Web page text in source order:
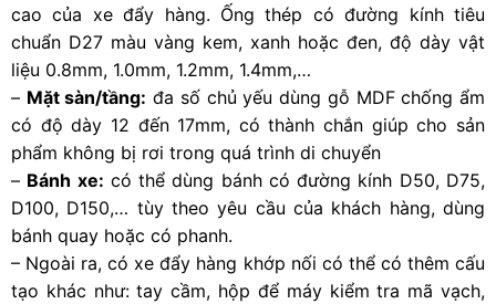
cao của xe đẩy hàng. Ống thép có đường kính tiêu
chuẩn D27 màu vàng kem, xanh hoặc đen, độ dày vật
liệu 0.8mm, 1.0mm, 1.2mm, 1.4mm,…
– Mặt sàn/tầng: đa số chủ yếu dùng gỗ MDF chống ẩm
có độ dày 12 đến 17mm, có thành chắn giúp cho sản
phẩm không bị rơi trong quá trình di chuyển
– Bánh xe: có thể dùng bánh có đường kính D50, D75,
D100, D150,… tùy theo yêu cầu của khách hàng, dùng
bánh quay hoặc có phanh.
– Ngoài ra, có xe đẩy hàng khớp nối có thể có thêm cấu
tạo khác như: tay cầm, hộp để máy kiểm tra mã vạch,